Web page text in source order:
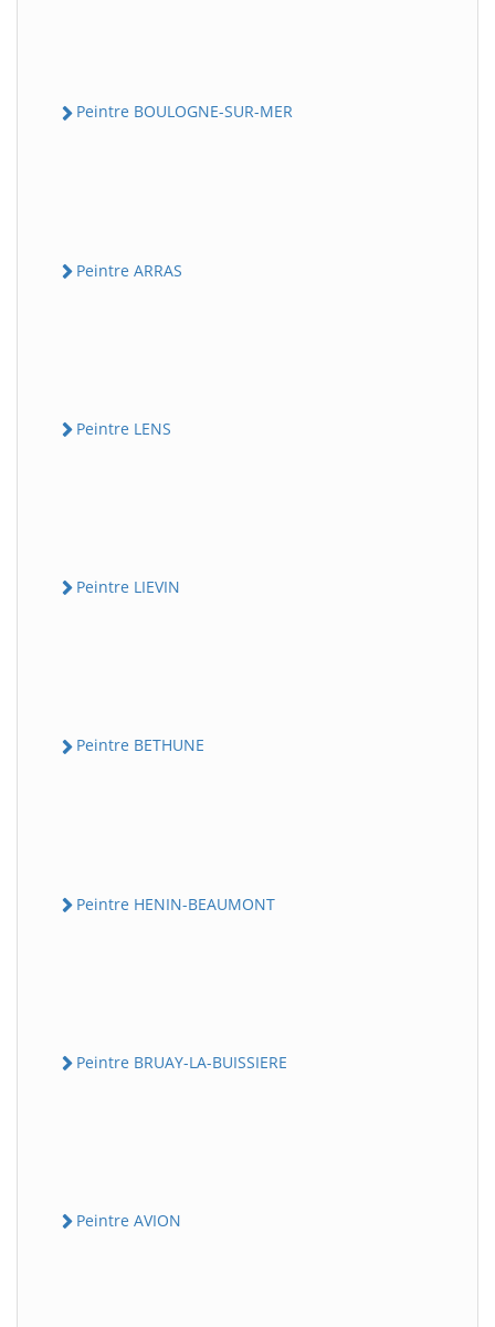
Peintre BOULOGNE-SUR-MER
Peintre ARRAS
Peintre LENS
Peintre LIEVIN
Peintre BETHUNE
Peintre HENIN-BEAUMONT
Peintre BRUAY-LA-BUISSIERE
Peintre AVION